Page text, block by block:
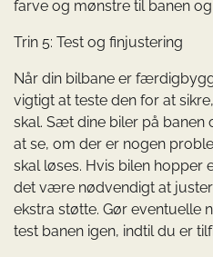
farve og mønstre til banen
Trin 5: Test og finjustering
Når din bilbane er
vigtigt at teste den for at
skal. Sæt dine biler på
at se, om der er nogen
skal løses. Hvis bilen hopper
det være nødvendigt at
ekstra støtte. Gør eventuelle
test banen igen, indtil du er